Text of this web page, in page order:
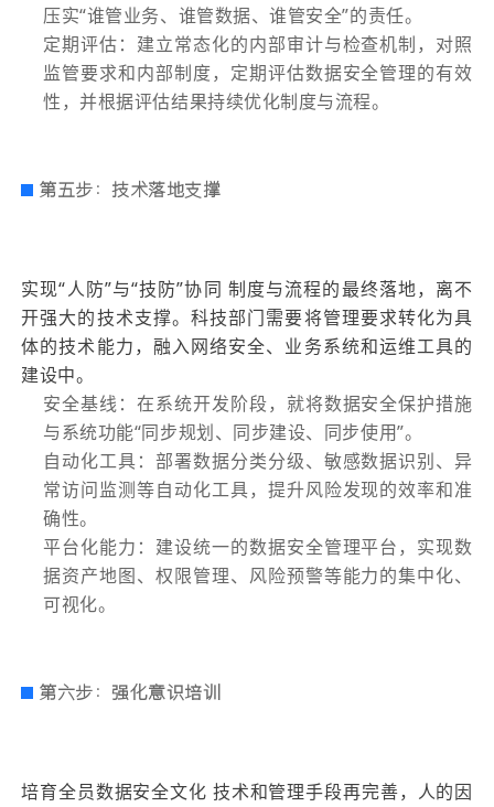
压实“谁管业务、谁管数据、谁管安全”的责任。
定期评估：建立常态化的内部审计与检查机制，对照
监管要求和内部制度，定期评估数据安全管理的有效
性，并根据评估结果持续优化制度与流程。
第五步：技术落地支撑
实现“人防”与“技防”协同 制度与流程的最终落地，离不
开强大的技术支撑。科技部门需要将管理要求转化为具
体的技术能力，融入网络安全、业务系统和运维工具的
建设中。
安全基线：在系统开发阶段，就将数据安全保护措施
与系统功能“同步规划、同步建设、同步使用”。
自动化工具：部署数据分类分级、敏感数据识别、异
常访问监测等自动化工具，提升风险发现的效率和准
确性。
平台化能力：建设统一的数据安全管理平台，实现数
据资产地图、权限管理、风险预警等能力的集中化、
可视化。
第六步：强化意识培训
培育全员数据安全文化 技术和管理手段再完善，人的因